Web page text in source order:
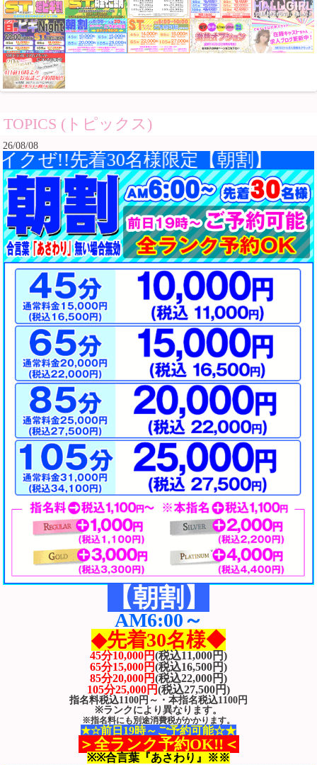
TOPICS (トピックス)
26/08/08
先着30名様限定【朝割】
【朝割】
AM6:00～
◆先着30名様◆
45分10,000円(税込11,000円)
65分15,000円(税込16,500円)
85分20,000円(税込22,000円)
105分25,000円(税込27,500円)
指名料税込1100円～・ 本指名税込1100円
※ランクにより異なります。
※指名料にも別途消費税がかかります。
★☆前日19時～ご予約可能☆★
＞全ランク予約OK!!＜
※※合言葉『あさわり』※※